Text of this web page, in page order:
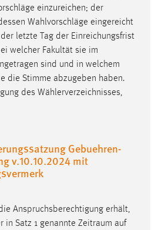
einzureichen; der
Wahlvorschläge eingereicht
letzte Tag der Einreichungsfrist
welcher Fakultät sie im
sind und in welchem
die Stimme abzugeben haben.
des Wählerverzeichnisses,
Gebuehren-
v.10.10.2024 mit
Anspruchsberechtigung erhält,
in Satz 1 genannte Zeitraum auf